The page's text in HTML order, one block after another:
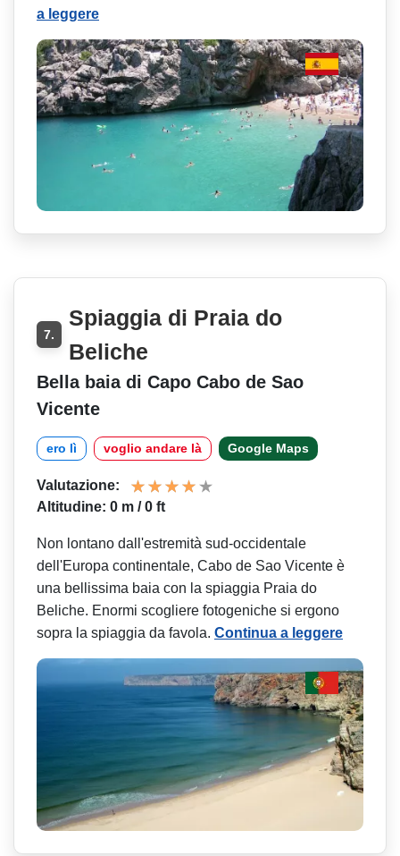
a leggere
7.
Spiaggia di Praia do
Beliche
Bella baia di Capo Cabo de Sao
Vicente
ero lì voglio andare là Google Maps
Valutazione:
Altitudine: 0 m / 0 ft
Non lontano dall'estremità sud-occidentale
dell'Europa continentale, Cabo de Sao Vicente è
una bellissima baia con la spiaggia Praia do
Beliche. Enormi scogliere fotogeniche si ergono
sopra la spiaggia da favola. Continua a leggere